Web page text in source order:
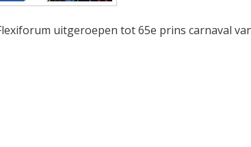
uitgeroepen tot 65e prins carnaval
2026